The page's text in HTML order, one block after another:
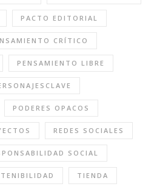
PACTO EDITORIAL
CRÍTICO
PENSAMIENTO LIBRE
PODERES OPACOS
REDES SOCIALES
SOCIAL
TIENDA